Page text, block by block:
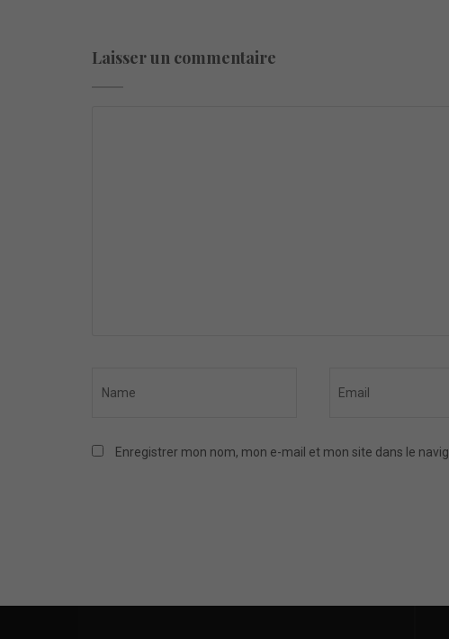
Laisser un commentaire
Enregistrer mon nom, mon e-mail et mon site dans le